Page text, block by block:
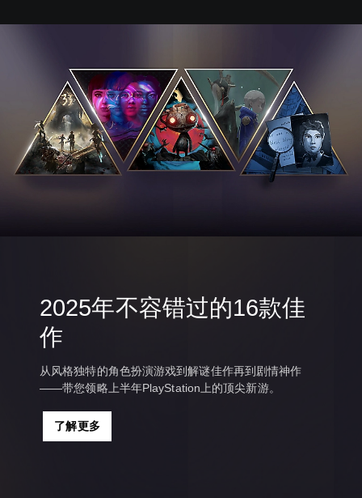
2025年不容错过的16款佳
作
从风格独特的角色扮演游戏到解谜佳作再到剧情神作
——带您领略上半年PlayStation上的顶尖新游。
了解更多